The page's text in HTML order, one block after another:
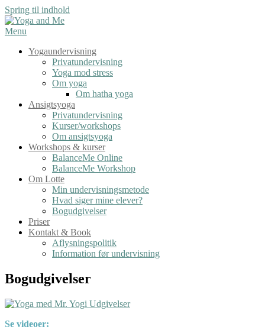
Spring til indhold
Menu
Yogaundervisning
Privatundervisning
Yoga mod stress
Om yoga
Om hatha yoga
Ansigtsyoga
Privatundervisning
Kurser/workshops
Om ansigtsyoga
Workshops & kurser
BalanceMe Online
BalanceMe Workshop
Om Lotte
Min undervisningsmetode
Hvad siger mine elever?
Bogudgivelser
Priser
Kontakt & Book
Aflysningspolitik
Information før undervisning
Bogudgivelser
Se videoer: